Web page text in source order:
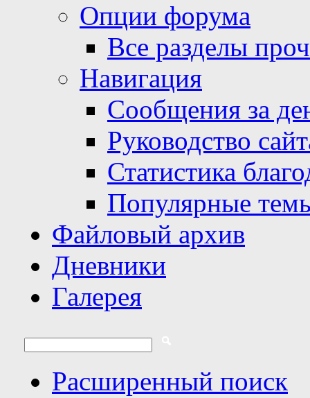
Опции форума
Все разделы
Навигация
Сообщения за
Руководство
Статистика
Популярные
Файловый архив
Дневники
Галерея
Расширенный поиск